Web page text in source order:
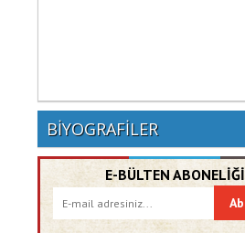
BİYOGRAFİLER
E-BÜLTEN ABONELİĞİ